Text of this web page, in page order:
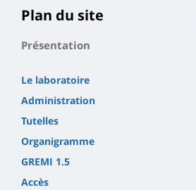
Plan du site
Présentation
Le laboratoire
Administration
Tutelles
Organigramme
GREMI 1.5
Accès